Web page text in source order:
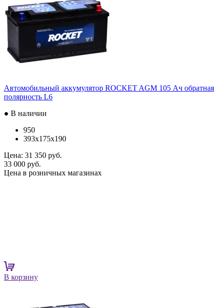
Автомобильный аккумулятор ROCKET AGM 105 Ач обратная
полярность L6
● В наличии
950
393x175x190
Цена: 31 350 руб.
33 000 руб.
Цена в розничных магазинах
В корзину